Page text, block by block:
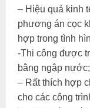
– Hiệu quả kinh
phương án cọc
hợp trong tình
-Thi công được
bằng ngập nước;
– Rất thích hợp
cho các công